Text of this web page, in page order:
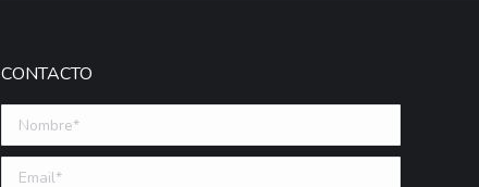
CONTACTO
Nombre *
Email (requerido)